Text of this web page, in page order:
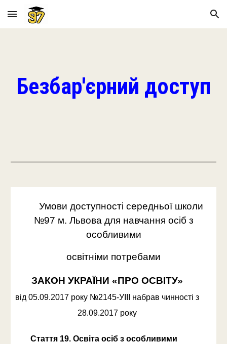
Skip to main content Skip to navigation
Безбар'єрний доступ
Умови доступності середньої школи
№97 м. Львова для навчання осіб з
особливими
освітніми потребами
ЗАКОН УКРАЇНИ «ПРО ОСВІТУ»
від 05.09.2017 року №2145-УІІІ набрав чинності з
28.09.2017 року
Стаття 19. Освіта осіб з особливими